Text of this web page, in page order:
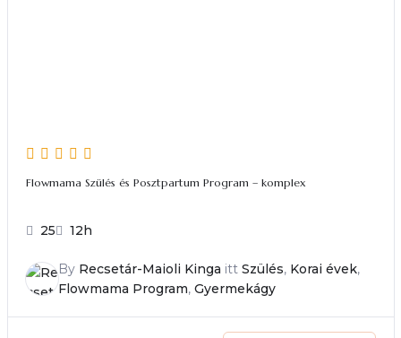
Flowmama Szülés és Posztpartum Program – komplex
25 12h
By Recsetár-Maioli Kinga itt Szülés, Korai évek,
Flowmama Program, Gyermekágy